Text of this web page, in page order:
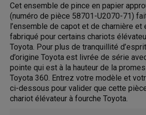
Cet ensemble de pince en papier
(numéro de pièce 58701-U2070-71)
l’ensemble de capot et de charnière
fabriqué pour certains chariots
Toyota. Pour plus de tranquillité
d’origine Toyota est livrée de série
pointe qui est à la hauteur de la
Toyota 360. Entrez votre modèle et
ci-dessous pour valider que cette
chariot élévateur à fourche Toyota.